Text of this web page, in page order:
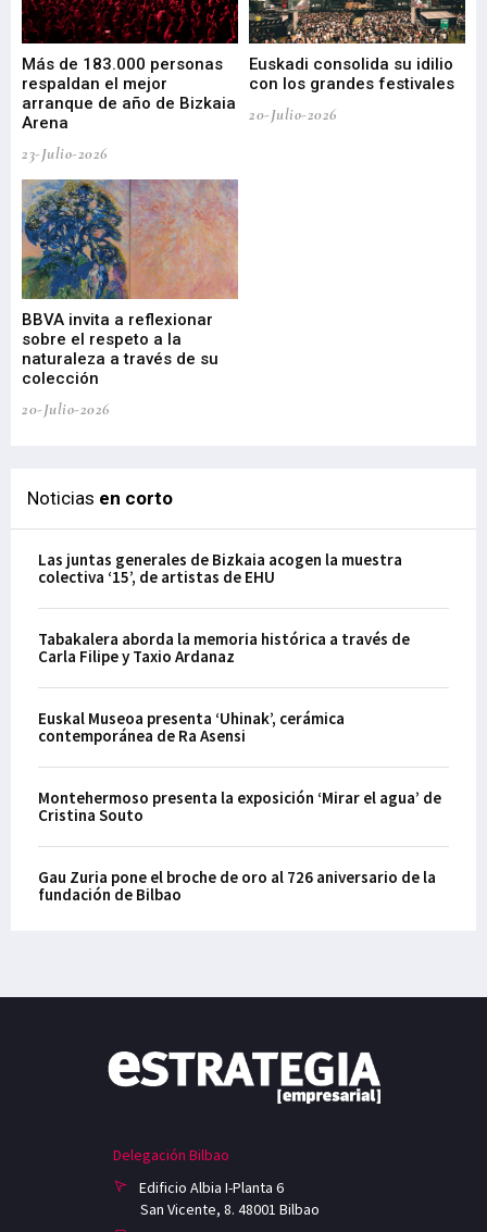
Más de 183.000 personas
respaldan el mejor
arranque de año de Bizkaia
Arena
23-Julio-2026
Euskadi consolida su idilio
con los grandes festivales
20-Julio-2026
BBVA invita a reflexionar
sobre el respeto a la
naturaleza a través de su
colección
20-Julio-2026
Noticias en corto
Las juntas generales de Bizkaia acogen la muestra
colectiva ‘15’, de artistas de EHU
Tabakalera aborda la memoria histórica a través de
Carla Filipe y Taxio Ardanaz
Euskal Museoa presenta ‘Uhinak’, cerámica
contemporánea de Ra Asensi
Montehermoso presenta la exposición ‘Mirar el agua’ de
Cristina Souto
Gau Zuria pone el broche de oro al 726 aniversario de la
fundación de Bilbao
Delegación Bilbao
Edificio Albia I-Planta 6
San Vicente, 8. 48001 Bilbao